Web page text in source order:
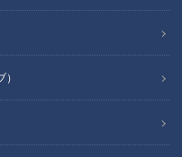
タリアン豚しゃぶ」の作り
キユーピー３分クッキン